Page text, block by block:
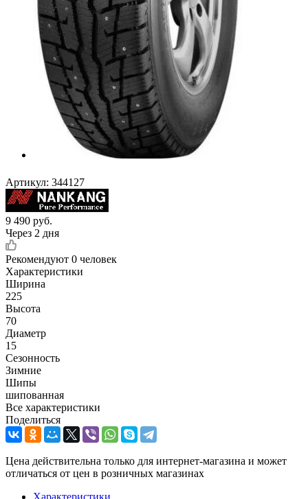
Артикул: 344127
9 490 руб.
Через 2 дня
Рекомендуют 0 человек
Характеристики
Ширина
225
Высота
70
Диаметр
15
Сезонность
Зимние
Шипы
шипованная
Все характеристики
Поделиться
Цена действительна только для интернет-магазина и может
отличаться от цен в розничных магазинах
Характеристики